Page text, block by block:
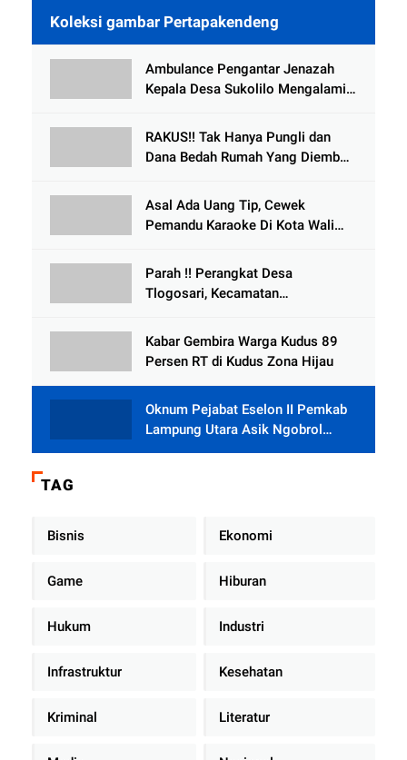
Koleksi gambar Pertapakendeng
Ambulance Pengantar Jenazah
Kepala Desa Sukolilo Mengalami
Meninggal Dunia
RAKUS!! Tak Hanya Pungli dan
Dana Bedah Rumah Yang Diembat,
Tlogowungu, di Duga
Selewengkan Bantuan Mushola
Asal Ada Uang Tip, Cewek
Pemandu Karaoke Di Kota Wali
Parah !! Perangkat Desa
Tlogosari, Kecamatan
Rumah dari BAZNAS
Kabar Gembira Warga Kudus 89
Persen RT di Kudus Zona Hijau
Oknum Pejabat Eselon II Pemkab
Lampung Utara Asik Ngobrol
Dengan Teman Kencan Wanitanya
TAG
Bisnis Ekonomi
Game Hiburan
Hukum Industri
Infrastruktur Kesehatan
Kriminal Literatur